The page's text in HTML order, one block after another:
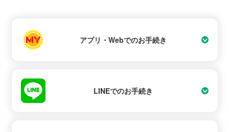
アプリ・Webでのお手続き
LINEでのお手続き